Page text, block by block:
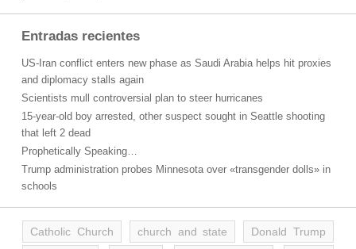
Entradas recientes
US-Iran conflict enters new phase as Saudi Arabia helps hit proxies
and diplomacy stalls again
Scientists mull controversial plan to steer hurricanes
15-year-old boy arrested, other suspect sought in Seattle shooting
that left 2 dead
Prophetically Speaking…
Trump administration probes Minnesota over «transgender dolls» in
schools
Catholic Church church and state
Donald Trump